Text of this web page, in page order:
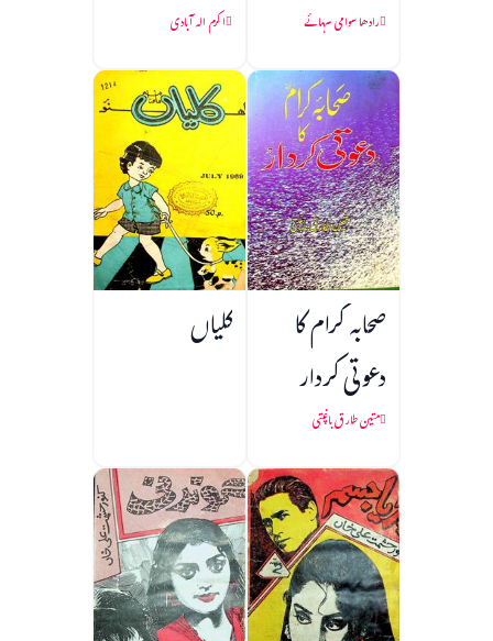
رادھا سوامی سہائے اکرم الہ آبادی
صحابہ کرام کا
دعوتی کردار
متین طارق باغپتی
کلیاں